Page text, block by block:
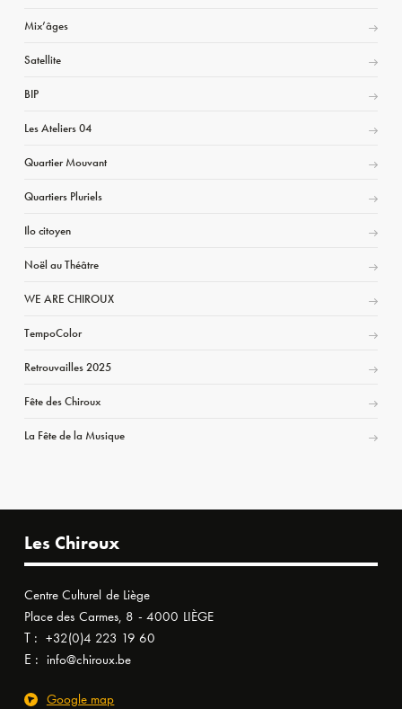
Mix’âges
Satellite
BIP
Les Ateliers 04
Quartier Mouvant
Quartiers Pluriels
Ilo citoyen
Noël au Théâtre
WE ARE CHIROUX
TempoColor
Retrouvailles 2025
Fête des Chiroux
La Fête de la Musique
Les Chiroux
Centre Culturel de Liège
Place des Carmes, 8 - 4000 LIÈGE
T : +32(0)4 223 19 60
E : info@chiroux.be
Google map